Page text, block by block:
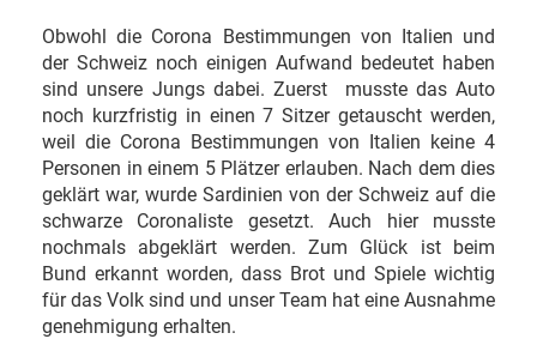
Obwohl die Corona Bestimmungen von Italien und
der Schweiz noch einigen Aufwand bedeutet haben
sind unsere Jungs dabei. Zuerst musste das Auto
noch kurzfristig in einen 7 Sitzer getauscht werden,
weil die Corona Bestimmungen von Italien keine 4
Personen in einem 5 Plätzer erlauben. Nach dem dies
geklärt war, wurde Sardinien von der Schweiz auf die
schwarze Coronaliste gesetzt. Auch hier musste
nochmals abgeklärt werden. Zum Glück ist beim
Bund erkannt worden, dass Brot und Spiele wichtig
für das Volk sind und unser Team hat eine Ausnahme
genehmigung erhalten.